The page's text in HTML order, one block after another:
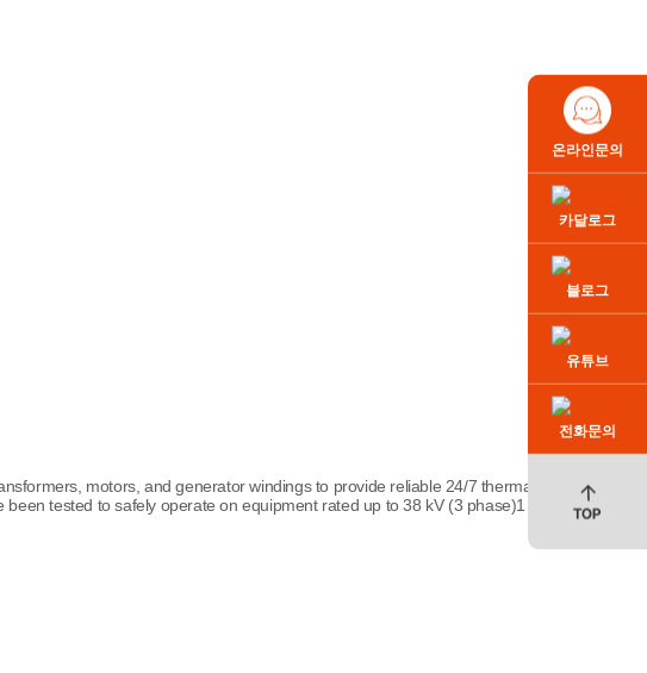
motors, and generator windings to provide reliable 24/7 thermal m
tested to safely operate on equipment rated up to 38 kV (3 phase)1 . Th
온라인문의
카달로그
블로그
유튜브
전화문의